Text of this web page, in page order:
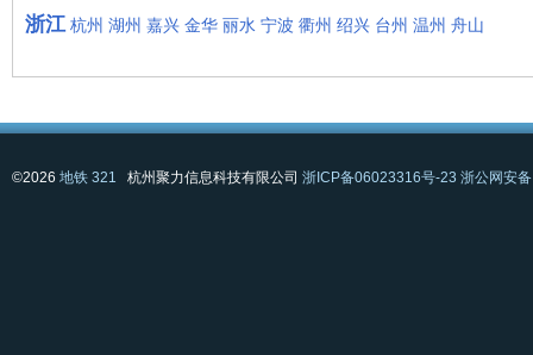
浙江 杭州 湖州 嘉兴 金华 丽水 宁波 衢州 绍兴 台州 温州 舟山
©2026 地铁 321 杭州聚力信息科技有限公司 浙ICP备06023316号-23 浙公网安